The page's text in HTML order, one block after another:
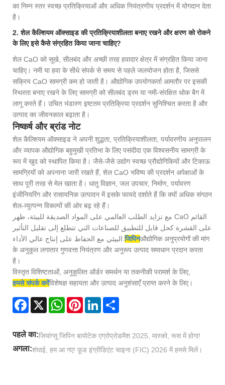
का निम्न स्तर स्वच्छ प्रतिक्रियाओं और अधिक नियंत्रणीय प्रदर्शन में योगदान देता
है।
2. शेल कैल्शियम ऑक्साइड की प्रतिक्रियाशीलता बनाए रखने और क्षरण को रोकने
के लिए इसे कैसे संग्रहित किया जाना चाहिए?
शेल CaO को सूखे, सीलबंद और अच्छी तरह हवादार क्षेत्र में संग्रहित किया जाना
चाहिए। नमी या हवा के सीधे संपर्क से समय से पहले जलयोजन होता है, जिससे
सक्रिय CaO सामग्री कम हो जाती है। औद्योगिक उपयोगकर्ता आमतौर पर इसकी
स्थिरता बनाए रखने के लिए सामग्री को सीलबंद ड्रम या नमी-संरक्षित थोक बैग में
लागू करते हैं। उचित भंडारण इष्टतम प्रतिक्रिया प्रदर्शन सुनिश्चित करता है और
उत्पाद का जीवनकाल बढ़ाता है।
निष्कर्ष और ब्रांड नोट
शेल कैल्शियम ऑक्साइड ने अपनी शुद्धता, प्रतिक्रियाशीलता, पर्यावरणीय अनुपालन
और व्यापक औद्योगिक बहुमुखी प्रतिभा के लिए पसंदीदा एक विश्वसनीय सामग्री के
रूप में खुद को स्थापित किया है। जैसे-जैसे उद्योग स्वच्छ प्रौद्योगिकियों और टिकाऊ
सामग्रियों को अपनाना जारी रखते हैं, शेल CaO भविष्य की प्रदर्शन अपेक्षाओं के
साथ पूरी तरह से मेल खाता है। धातु विज्ञान, जल उपचार, निर्माण, पर्यावरण
इंजीनियरिंग और रासायनिक उत्पादन में इसके फायदे दर्शाते हैं कि क्यों अधिक संगठन
शेल-व्युत्पन्न विकल्पों की ओर बढ़ रहे हैं।
مع تزايد الطلب العالمي على المواد الصديقة للبيئة، ظهر CaO ​​القائم
على القشرة كحل قابل للتطبيق للصناعات التي تتطلع إلى تقليل التأثير
البيئي مع الحفاظ على إنتاج عالي الأداء.जिपिनऔद्योगिक अनुप्रयोगों की मांग
के अनुकूल लगातार गुणवत्ता नियंत्रण और अनुरूप उत्पाद समाधान प्रदान करता
है।
विस्तृत विशिष्टताओं, अनुकूलित ऑर्डर समर्थन या तकनीकी परामर्श के लिए,
हमसे संपर्क करेंविशेषज्ञ सहायता और उत्पाद अनुशंसाएँ प्राप्त करने के लिए।
Facebook
X WhatsAppPinterestLinkedIn
पहले का:जियांग्सू जिपिन बायोटेक एग्रोप्रोडमैश 2025, मास्को, रूस में होगा!
अगला:शंघाई, हम आ गए! फ़ूड इंग्रीडिएंट चाइना (FIC) 2026 में हमसे मिलें।